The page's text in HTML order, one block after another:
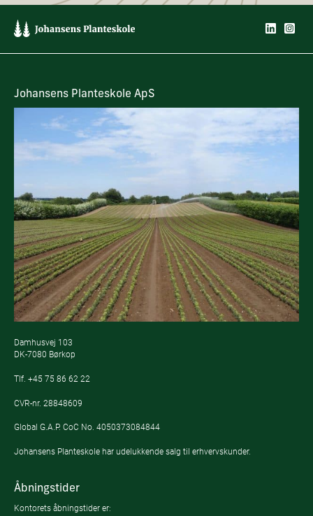
Johansens Planteskole ApS
Damhusvej 103
DK-7080 Børkop
Tlf. +45 75 86 62 22
CVR-nr. 28848609
Global G.A.P. CoC No. 4050373084844
Johansens Planteskole har udelukkende salg til erhvervskunder.
Åbningstider
Kontorets åbningstider er: